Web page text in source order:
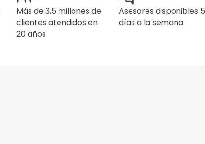
Más de 3,5 millones de
clientes atendidos en
20 años
Asesores disponibles 5
días a la semana